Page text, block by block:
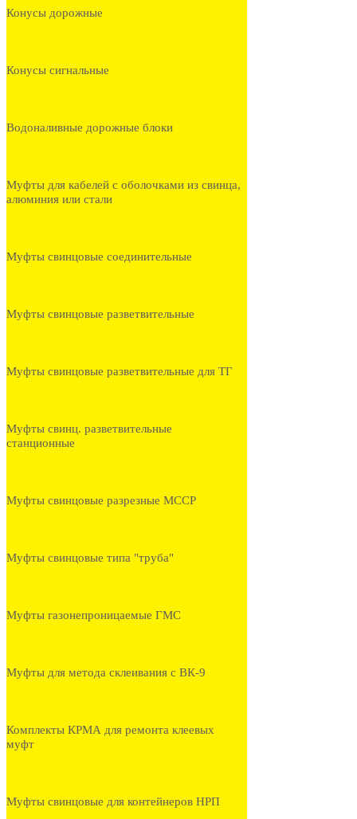
Конусы дорожные
Конусы сигнальные
Водоналивные дорожные блоки
Муфты для кабелей с оболочками из свинца,
алюминия или стали
Муфты свинцовые соединительные
Муфты свинцовые разветвительные
Муфты свинцовые разветвительные для ТГ
Муфты свинц. разветвительные
станционные
Муфты свинцовые разрезные МССР
Муфты свинцовые типа "труба"
Муфты газонепроницаемые ГМС
Муфты для метода склеивания с ВК-9
Комплекты КРМА для ремонта клеевых
муфт
Муфты свинцовые для контейнеров НРП